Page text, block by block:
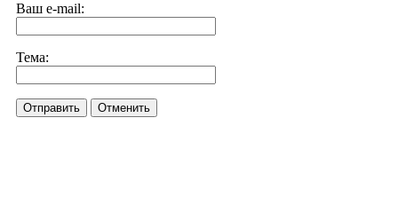
Ваш e-mail:
Тема:
Отправить Отменить